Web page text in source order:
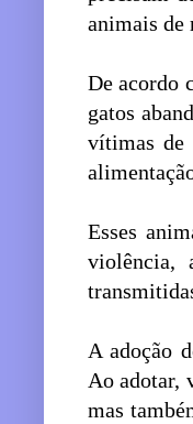
animais de
De acordo
gatos
vítimas de
Esses
violência,
A adoção
Ao adotar,
mas